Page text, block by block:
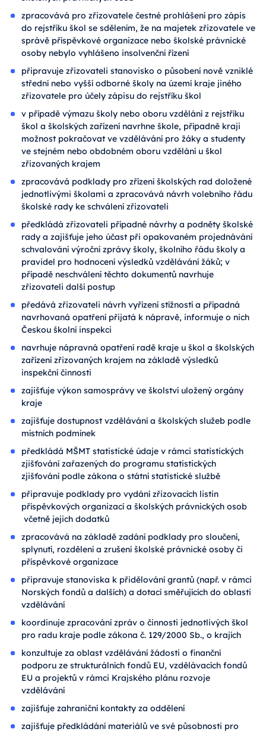
zpracovává pro zřizovatele čestné prohlášení pro zápis
do rejstříku škol se sdělením, že na majetek zřizovatele ve
správě příspěvkové organizace nebo školské právnické
osoby nebylo vyhlášeno insolvenční řízení
připravuje zřizovateli stanovisko o působení nově vzniklé
střední nebo vyšší odborné školy na území kraje jiného
zřizovatele pro účely zápisu do rejstříku škol
v případě výmazu školy nebo oboru vzdělání z rejstříku
škol a školských zařízení navrhne škole, případně kraji
možnost pokračovat ve vzdělávání pro žáky a studenty
ve stejném nebo obdobném oboru vzdělání u škol
zřizovaných krajem
zpracovává podklady pro zřízení školských rad doložené
jednotlivými školami a zpracovává návrh volebního řádu
školské rady ke schválení zřizovateli
předkládá zřizovateli případné návrhy a podněty školské
rady a zajišťuje jeho účast při opakovaném projednávání
schvalování výroční zprávy školy, školního řádu školy a
pravidel pro hodnocení výsledků vzdělávání žáků; v
případě neschválení těchto dokumentů navrhuje
zřizovateli další postup
předává zřizovateli návrh vyřízení stížností a případná
navrhovaná opatření přijatá k nápravě, informuje o nich
Českou školní inspekci
navrhuje nápravná opatření radě kraje u škol a školských
zařízení zřizovaných krajem na základě výsledků
inspekční činnosti
zajišťuje výkon samosprávy ve školství uložený orgány
kraje
zajišťuje dostupnost vzdělávání a školských služeb podle
místních podmínek
předkládá MŠMT statistické údaje v rámci statistických
zjišťování zařazených do programu statistických
zjišťování podle zákona o státní statistické službě
připravuje podklady pro vydání zřizovacích listin
příspěvkových organizací a školských právnických osob
včetně jejich dodatků
zpracovává na základě zadání podklady pro sloučení,
splynutí, rozdělení a zrušení školské právnické osoby či
příspěvkové organizace
připravuje stanoviska k přidělování grantů (např. v rámci
Norských fondů a dalších) a dotací směřujících do oblasti
vzdělávání
koordinuje zpracování zpráv o činnosti jednotlivých škol
pro radu kraje podle zákona č. 129/2000 Sb., o krajích
konzultuje za oblast vzdělávání žádosti o finanční
podporu ze strukturálních fondů EU, vzdělávacích fondů
EU a projektů v rámci Krajského plánu rozvoje
vzdělávání
zajišťuje zahraniční kontakty za oddělení
zajišťuje předkládání materiálů ve své působnosti pro